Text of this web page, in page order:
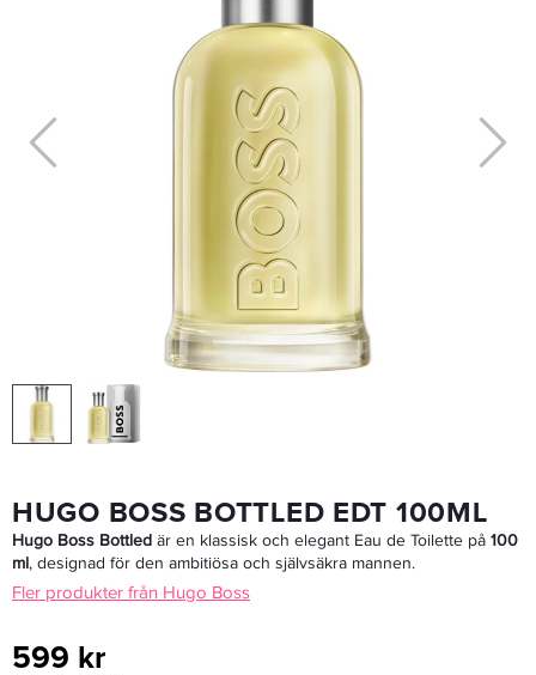
Hugo Boss Bottled Deo Spray 150ml - Deodorant
Rek. pris 249 kr
LÄGG I VARUKORGEN
HUGO BOSS BOTTLED EDT 100ML
Hugo Boss Bottled är en klassisk och elegant Eau de Toilette på 100
ml, designad för den ambitiösa och självsäkra mannen.
Fler produkter från Hugo Boss
599 kr